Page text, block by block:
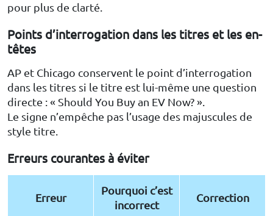
pour plus de clarté.
Points d’interrogation dans les titres et les en-
têtes
AP et Chicago conservent le point d’interrogation
dans les titres si le titre est lui-même une question
directe : « Should You Buy an EV Now? ».
Le signe n’empêche pas l’usage des majuscules de
style titre.
Erreurs courantes à éviter
Erreur
Pourquoi c’est
incorrect
Correction